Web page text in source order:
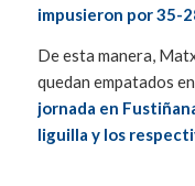
impusieron por 35-
De esta manera,
quedan empatados
jornada en
liguilla y los